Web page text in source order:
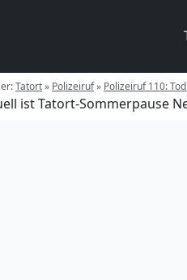
Tatort» Polizeiruf» Polizeiruf 110:
ist Tatort-Sommerpause